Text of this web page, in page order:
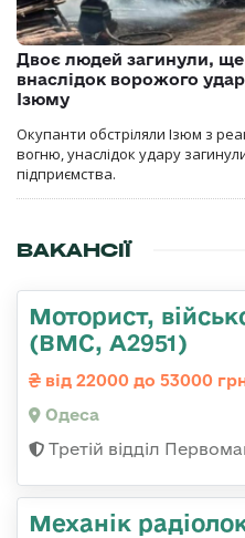
Двоє людей загинули,
внаслідок ворожого
Ізюму
Окупанти обстріляли Ізюм з
вогню, унаслідок удару
підприємства.
ВАКАНСІЇ
Моторист,
(ВМС, А2951)
від 22000 до 53000
Одеса
Третій відділ
Механік